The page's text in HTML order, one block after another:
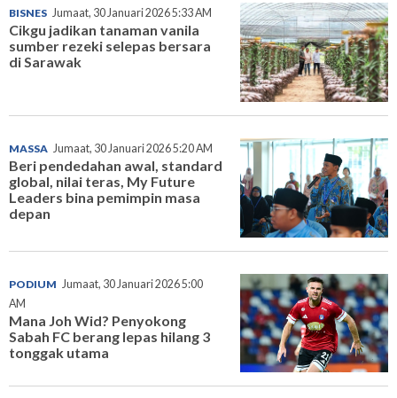
BISNES Jumaat, 30 Januari 2026 5:33 AM
Cikgu jadikan tanaman vanila
sumber rezeki selepas bersara
di Sarawak
MASSA Jumaat, 30 Januari 2026 5:20 AM
Beri pendedahan awal, standard
global, nilai teras, My Future
Leaders bina pemimpin masa
depan
PODIUM Jumaat, 30 Januari 2026 5:00
AM
Mana Joh Wid? Penyokong
Sabah FC berang lepas hilang 3
tonggak utama